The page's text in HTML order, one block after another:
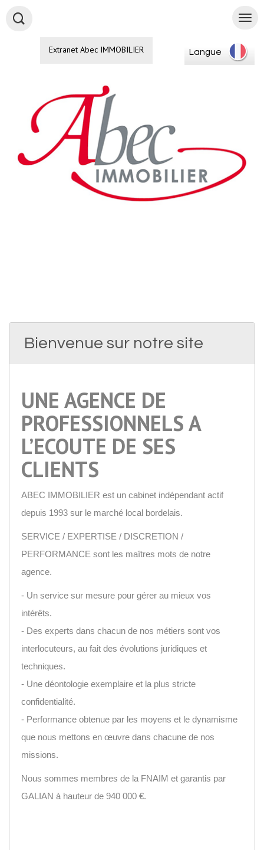
Extranet Abec IMMOBILIER Langue
Bienvenue sur notre site
UNE AGENCE DE
PROFESSIONNELS A
L’ECOUTE DE SES
CLIENTS
ABEC IMMOBILIER est un cabinet indépendant actif
depuis 1993 sur le marché local bordelais.
SERVICE / EXPERTISE / DISCRETION /
PERFORMANCE sont les maîtres mots de notre
agence.
- Un service sur mesure pour gérer au mieux vos
intérêts.
- Des experts dans chacun de nos métiers sont vos
interlocuteurs, au fait des évolutions juridiques et
techniques.
- Une déontologie exemplaire et la plus stricte
confidentialité.
- Performance obtenue par les moyens et le dynamisme
que nous mettons en œuvre dans chacune de nos
missions.
Nous sommes membres de la FNAIM et garantis par
GALIAN à hauteur de 940 000 €.